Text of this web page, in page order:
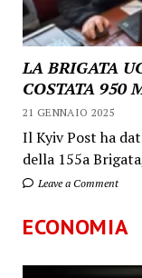
LA BRIGATA
COSTATA 950
21 GENNAIO 2025
Il Kyiv Post ha
della 155a
Leave a Comment
ECONOMIA